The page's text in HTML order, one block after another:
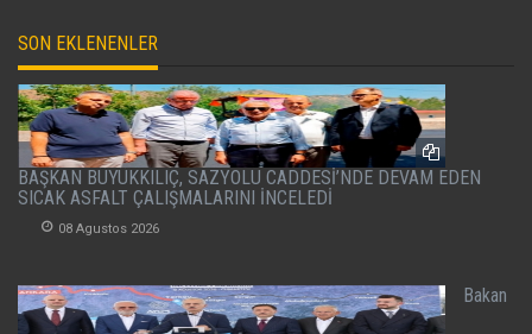
SON EKLENENLER
BAŞKAN BÜYÜKKILIÇ, SAZYOLU CADDESİ’NDE DEVAM EDEN
SICAK ASFALT ÇALIŞMALARINI İNCELEDİ
08 Agustos 2026
Bakan